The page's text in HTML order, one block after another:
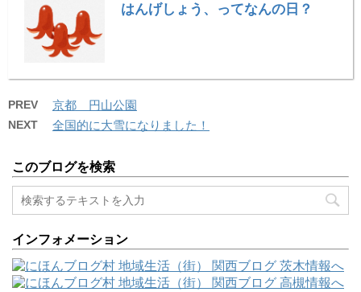
はんげしょう、ってなんの日？
PREV 京都 円山公園
NEXT 全国的に大雪になりました！
このブログを検索
インフォメーション